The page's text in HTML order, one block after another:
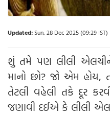
Updated:Sun, 28 Dec 2025 (09:29 IST)
શું તમે પણ લીલી
માનો છો? જો એમ
તેટલી વહેલી તકે દૂર
જણાવી દઈએ કે લીલી